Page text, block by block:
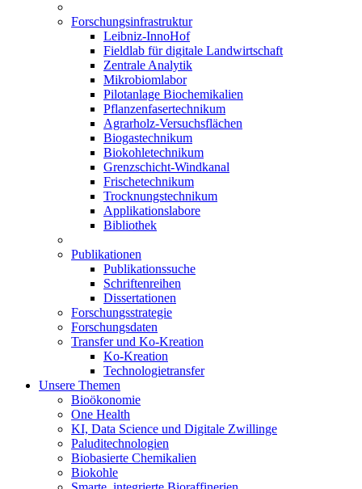
Forschungsinfrastruktur
Leibniz-InnoHof
Fieldlab für digitale Landwirtschaft
Zentrale Analytik
Mikrobiomlabor
Pilotanlage Biochemikalien
Pflanzenfasertechnikum
Agrarholz-Versuchsflächen
Biogastechnikum
Biokohletechnikum
Grenzschicht-Windkanal
Frischetechnikum
Trocknungstechnikum
Applikationslabore
Bibliothek
Publikationen
Publikationssuche
Schriftenreihen
Dissertationen
Forschungsstrategie
Forschungsdaten
Transfer und Ko-Kreation
Ko-Kreation
Technologietransfer
Unsere Themen
Bioökonomie
One Health
KI, Data Science und Digitale Zwillinge
Paluditechnologien
Biobasierte Chemikalien
Biokohle